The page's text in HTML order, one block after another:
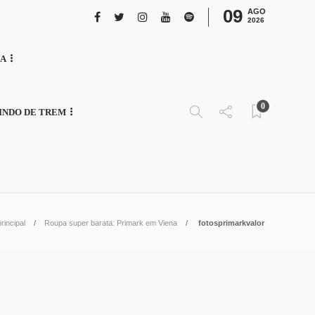
09 AGO
2026
DE TREM
0
Roupa super barata: Primark em Viena fotosprimarkvalor